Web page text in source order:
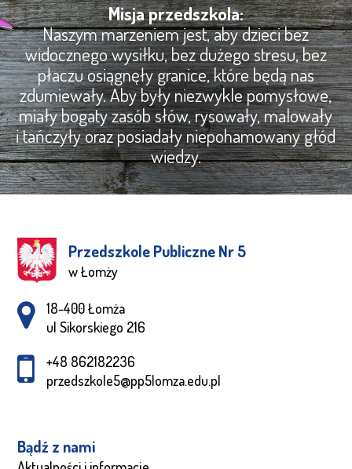
Misja przedszkola:
Naszym marzeniem jest, aby dzieci bez
widocznego wysiłku, bez dużego stresu, bez
płaczu osiągnęły granice, które będą nas
zdumiewały. Aby były niezwykle pomysłowe,
miały bogaty zasób słów, rysowały, malowały
i tańczyły oraz posiadały niepohamowany głód
wiedzy.
Przedszkole Publiczne Nr 5
w Łomży
Adres pocztowy:
18-400 Łomża
ul Sikorskiego 216
+48 862182236
przedszkole5@pp5lomza.edu.pl
Bądź z nami